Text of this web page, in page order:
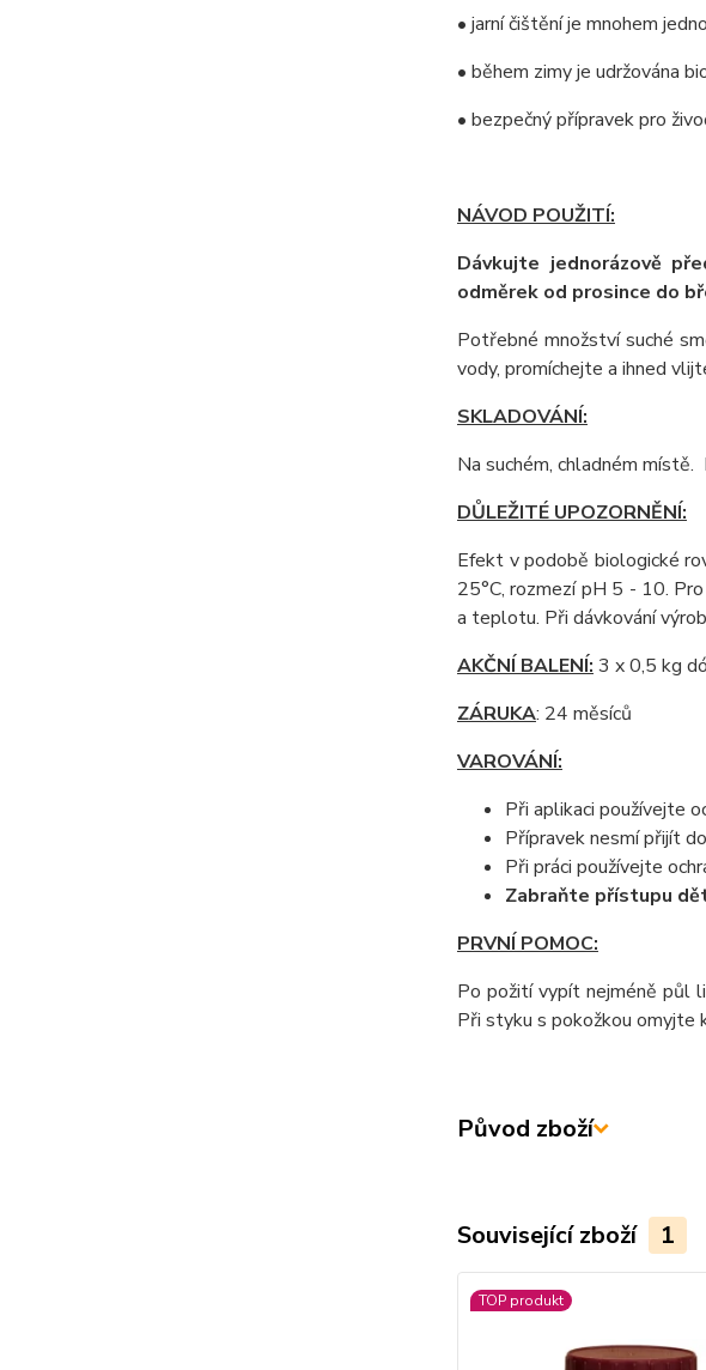
• jarní čištění je mnohem
• během zimy je udržována
• bezpečný přípravek pro
NÁVOD POUŽITÍ:
Dávkujte jednorázově
odměrek od prosince do
Potřebné množství suché
vody, promíchejte a ihned
SKLADOVÁNÍ:
Na suchém, chladném
DŮLEŽITÉ UPOZORNĚNÍ:
Efekt v podobě biologické
25°C, rozmezí pH 5 - 10.
a teplotu. Při dávkování
AKČNÍ BALENÍ: 3 x 0,5 kg
ZÁRUKA: 24 měsíců
VAROVÁNÍ:
Při aplikaci používejte
Přípravek nesmí přijít
Při práci používejte
Zabraňte přístupu
PRVNÍ POMOC:
Po požití vypít nejméně půl
Při styku s pokožkou omyjte
Původ zboží
Související zboží 1
TOP produkt